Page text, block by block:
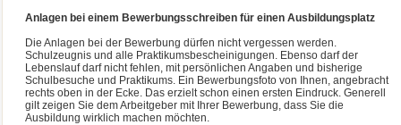
Anlagen bei einem Bewerbungsschreiben für einen Ausbildungsplatz
Die Anlagen bei der Bewerbung dürfen nicht vergessen werden.
Schulzeugnis und alle Praktikumsbescheinigungen. Ebenso darf der
Lebenslauf darf nicht fehlen, mit persönlichen Angaben und bisherige
Schulbesuche und Praktikums. Ein Bewerbungsfoto von Ihnen, angebracht
rechts oben in der Ecke. Das erzielt schon einen ersten Eindruck. Generell
gilt zeigen Sie dem Arbeitgeber mit Ihrer Bewerbung, dass Sie die
Ausbildung wirklich machen möchten.